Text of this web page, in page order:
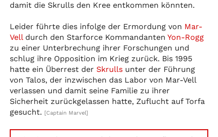
damit die Skrulls den Kree entkommen könnten.
Leider führte dies infolge der Ermordung von Mar-
Velldurch den Starforce Kommandanten Yon-Rogg
zu einer Unterbrechung ihrer Forschungen und
schlug ihre Opposition im Krieg zurück. Bis 1995
hatte ein Überrest der Skrulls unter der Führung
von Talos, der inzwischen das Labor von Mar-Vell
verlassen und damit seine Familie zu ihrer
Sicherheit zurückgelassen hatte, Zuflucht auf Torfa
gesucht. [Captain Marvel]